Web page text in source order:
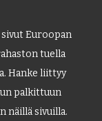
Euroopan
tuella
Hanke liittyy
palkittuun
näillä sivuilla.